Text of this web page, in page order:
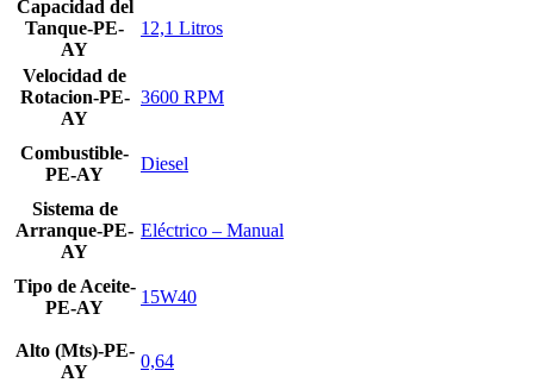
Capacidad del
Tanque-PE-
AY
12,1 Litros
Velocidad de
Rotacion-PE-
AY
3600 RPM
Combustible-
PE-AY
Diesel
Sistema de
Arranque-PE-
AY
Eléctrico – Manual
Tipo de Aceite-
PE-AY
15W40
Alto (Mts)-PE-
AY
0,64